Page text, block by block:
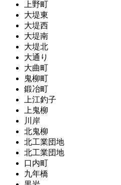
上野町
大堤東
大堤西
大堤南
大堤北
大通り
大曲町
鬼柳町
鍛冶町
上江釣子
上鬼柳
川岸
北鬼柳
北工業団地
北工業団地
口内町
九年橋